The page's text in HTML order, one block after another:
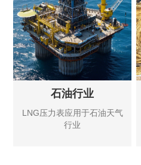
石油行业
LNG压力表应用于石油天气
行业